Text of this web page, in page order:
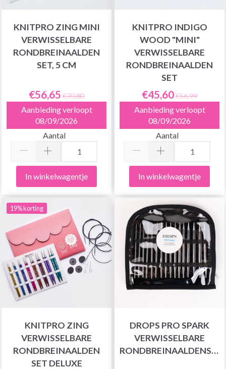
KNITPRO ZING MINI
VERWISSELBARE
RONDBREINAALDEN
SET, 5 CM
€56,65 €70,80
Aanbieding verloopt
08/09/2026
Aantal
In winkelwagentje
KNITPRO INDIGO
WOOD "MINI"
VERWISSELBARE
RONDBREINAALDEN
SET
€45,60€56,99
Aanbieding verloopt
08/09/2026
Aantal
In winkelwagentje
19% korting
KNITPRO ZING
VERWISSELBARE
RONDBREINAALDEN
SET DELUXE
DROPS PRO SPARK
VERWISSELBARE
RONDBREINAALDENSET